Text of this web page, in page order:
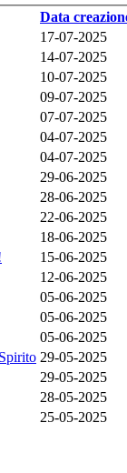
Data
17-07-2025
14-07-2025
10-07-2025
09-07-2025
07-07-2025
04-07-2025
04-07-2025
29-06-2025
28-06-2025
22-06-2025
18-06-2025
15-06-2025
12-06-2025
05-06-2025
05-06-2025
05-06-2025
29-05-2025
29-05-2025
28-05-2025
25-05-2025